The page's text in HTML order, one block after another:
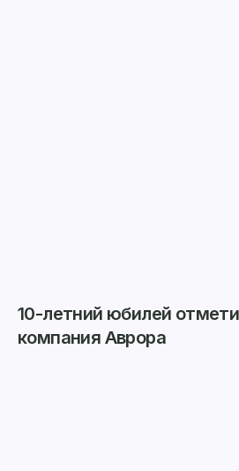
10-летний юбилей
компания Аврора